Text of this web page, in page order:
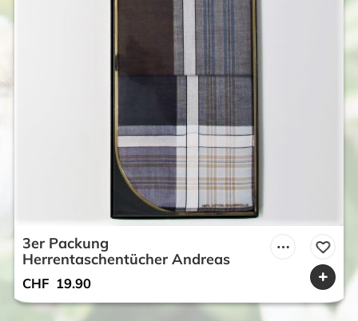
3er Packung
Herrentaschentücher Andreas
CHF 19.90